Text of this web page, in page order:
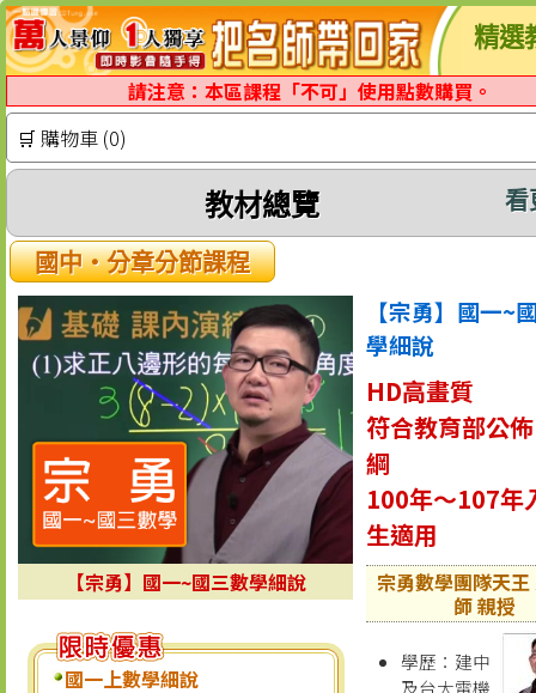
精選
請注意：本區課程「不可」使用點數購買。
🛒 購物車 (0)
教材總覽
國中‧分章分節課程
【宗勇】國一~國三數學細說
國一上數學細說
【宗勇】國一~
學細說
HD高畫質
符合教育部公
綱
100年～107年
生適用
宗勇數學團隊天王
師 親授
學歷：建中
及台大電機